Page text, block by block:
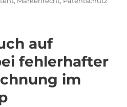
auf
fehlerhafter
im